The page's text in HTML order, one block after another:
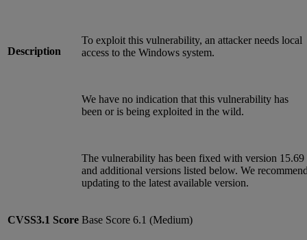
Description
To exploit this vulnerability, an attacker needs local
access to the Windows system.
We have no indication that this vulnerability has
been or is being exploited in the wild.
The vulnerability has been fixed with version 15.69
and additional versions listed below. We
updating to the latest available version.
CVSS3.1 Score Base Score 6.1 (Medium)